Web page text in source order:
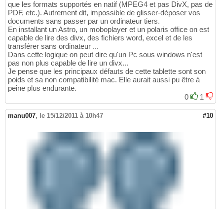
que les formats supportés en natif (MPEG4 et pas DivX, pas de
PDF, etc.). Autrement dit, impossible de glisser-déposer vos
documents sans passer par un ordinateur tiers.
En installant un Astro, un moboplayer et un polaris office on est
capable de lire des divx, des fichiers word, excel et de les
transférer sans ordinateur ...
Dans cette logique on peut dire qu'un Pc sous windows n'est
pas non plus capable de lire un divx...
Je pense que les principaux défauts de cette tablette sont son
poids et sa non compatibilité mac. Elle aurait aussi pu être à
peine plus endurante.
0
1
manu007, le 15/12/2011 à 10h47 #10